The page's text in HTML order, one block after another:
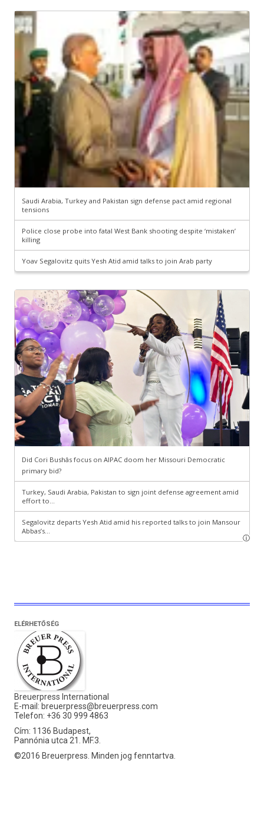
ELÉRHETŐSÉG
Breuerpress International
E-mail: breuerpress@breuerpress.com
Telefon: +36 30 999 4863
Cím: 1136 Budapest,
Pannónia utca 21. MF.3.
©2016 Breuerpress. Minden jog fenntartva.